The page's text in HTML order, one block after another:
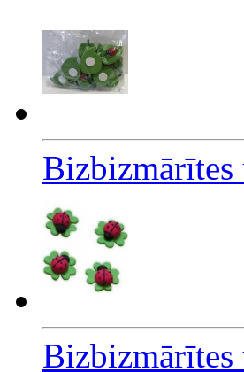
Bizbizmārītes
Bizbizmārītes